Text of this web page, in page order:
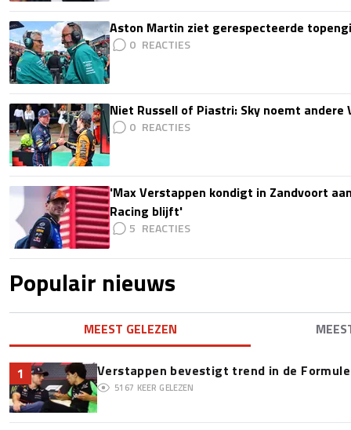
Aston Martin ziet gerespecteerde
0
Niet Russell of Piastri: Sky noemt
0
'Max Verstappen kondigt in Zandvoort
Racing blijft'
5
Populair nieuws
MEEST GELEZEN
1 Verstappen bevestigt trend in de
5167 KEER GELEZEN